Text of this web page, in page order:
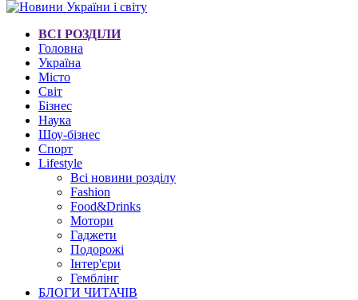
ВСІ РОЗДІЛИ
Головна
Україна
Місто
Світ
Бізнес
Наука
Шоу-бізнес
Спорт
Lifestyle
Всі новини розділу
Fashion
Food&Drinks
Мотори
Гаджети
Подорожі
Інтер'єри
Гемблінг
БЛОГИ ЧИТАЧІВ